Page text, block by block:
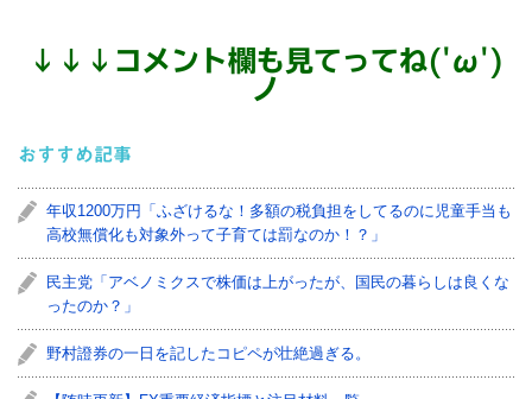
↓ ↓ ↓ コメント欄も見てってね('ω')
ノ
おすすめ記事
年収1200万円「ふざけるな！多額の税負担をしてるのに児童手当も
高校無償化も対象外って子育ては罰なのか！？」
民主党「アベノミクスで株価は上がったが、国民の暮らしは良くな
ったのか？」
野村證券の一日を記したコピペが壮絶過ぎる。